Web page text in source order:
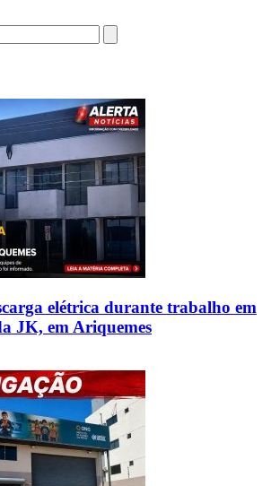
elétrica durante trabalho em
JK, em Ariquemes